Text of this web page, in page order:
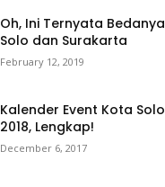
Oh, Ini Ternyata Bedanya
Solo dan Surakarta
February 12, 2019
Kalender Event Kota Solo
2018, Lengkap!
December 6, 2017